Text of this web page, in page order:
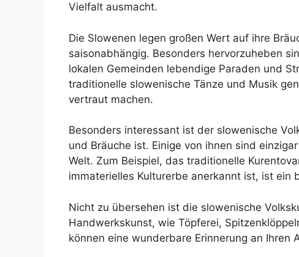
Vielfalt ausmacht.
Die Slowenen legen großen Wert auf ihre
saisonabhängig. Besonders hervorzuheben
lokalen Gemeinden lebendige Paraden und
traditionelle slowenische Tänze und Musik
vertraut machen.
Besonders interessant ist der slowenische
und Bräuche ist. Einige von ihnen sind
Welt. Zum Beispiel, das traditionelle
immaterielles Kulturerbe anerkannt ist, ist ein
Nicht zu übersehen ist die slowenische
Handwerkskunst, wie Töpferei,
können eine wunderbare Erinnerung an Ihren